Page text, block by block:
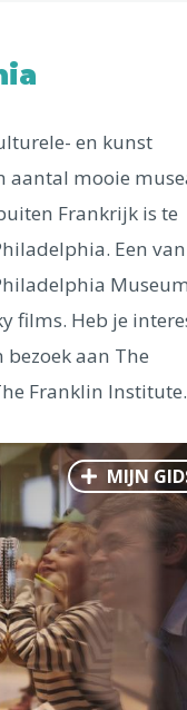
Dubai
Milaan
Venetië
Florence
Budapest
en kunst
aantal mooie
Frankrijk is te
Een
films. Heb je
bezoek aan The
Franklin Institute.
MIJN